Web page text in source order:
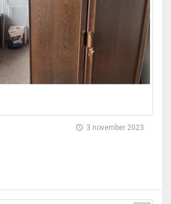
3 november 2023